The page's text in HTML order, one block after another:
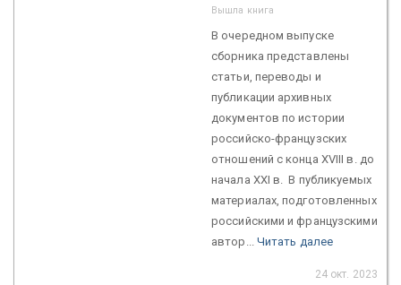
Вышла книга
В очередном выпуске
сборника представлены
статьи, переводы и
публикации архивных
документов по истории
российско-французских
отношений с конца XVIII в. до
начала XXI в. В публикуемых
материалах, подготовленных
российскими и французскими
автор... Читать далее
24 окт. 2023